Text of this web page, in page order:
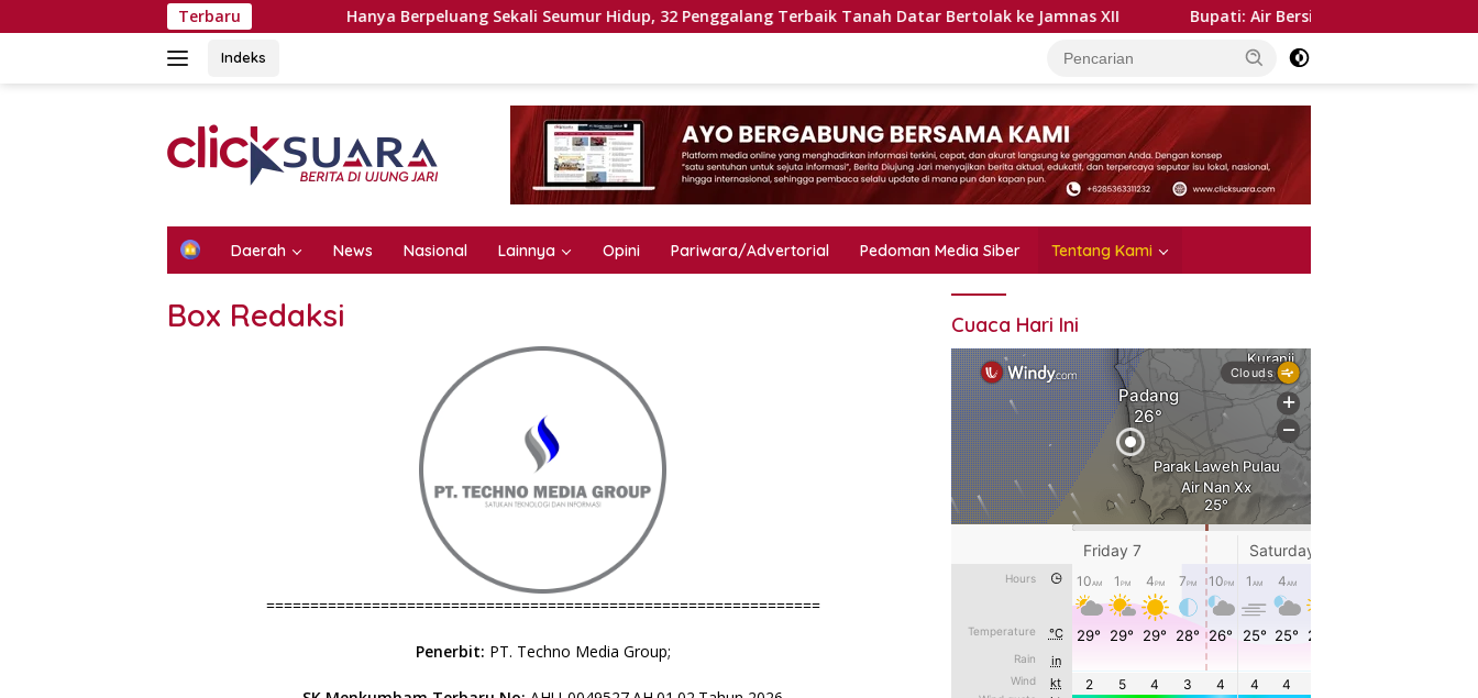
ke
Terbaru Hanya Berpeluang Sekali Seumur Hidup, 32 Penggalang Terbaik Tanah Datar Bertolak ke Jamnas XII Bupati: Air Bersih Kebutuhan Dasar, PDAM
Indeks
H
e
Daerah News Nasional Lainnya Opini Pariwara/Advertorial Pedoman Media Siber Tentang Kami
Box Redaksi
===============================================================
Penerbit: PT. Techno Media Group;
Cuaca Hari Ini